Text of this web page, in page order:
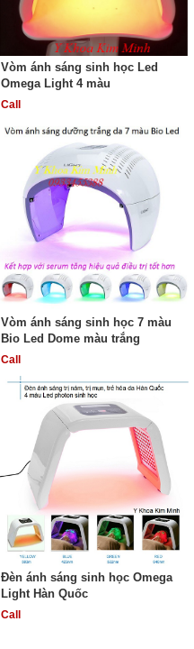
Vòm ánh sáng sinh học Led
Omega Light 4 màu
Call
Vòm ánh sáng sinh học 7 màu
Bio Led Dome màu trắng
Call
Đèn ánh sáng sinh học Omega
Light Hàn Quốc
Call